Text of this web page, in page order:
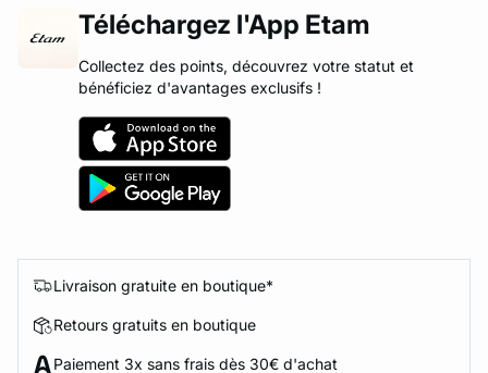
Téléchargez l'App Etam
Collectez des points, découvrez votre statut et
bénéficiez d'avantages exclusifs !
Livraison gratuite en boutique*
Retours gratuits en boutique
Paiement 3x sans frais dès 30€ d'achat